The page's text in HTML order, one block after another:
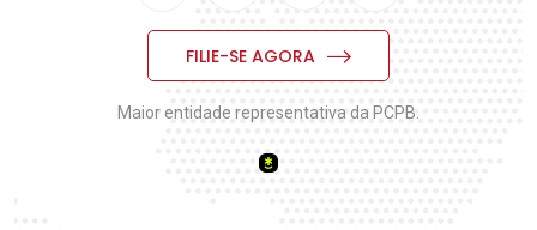
FILIE-SE AGORA
Maior entidade representativa da PCPB.